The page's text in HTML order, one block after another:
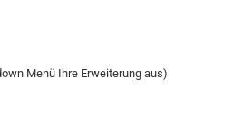
Menü Ihre Erweiterung aus)